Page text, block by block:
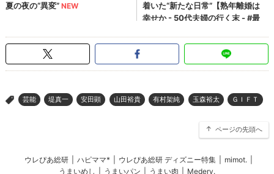
> 芸能 堤真一 安田顕 山田裕貴 有村架純 玉森裕太 ＧＩＦＴ
ページの先頭へ
ウレぴあ総研 ハピママ* ウレぴあ総研 ディズニー特集 mimot.
うまいめし
うまいパン うまい肉 Medery.